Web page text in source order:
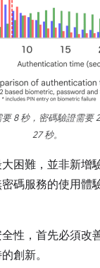
8 秒，密碼驗證需要
27 秒。
困難，並非新增
碼服務的使用體
性，首先必須改
創新。